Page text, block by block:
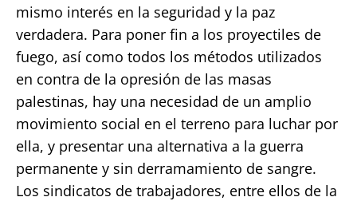
mismo interés en la seguridad y la paz
verdadera. Para poner fin a los proyectiles de
fuego, así como todos los métodos utilizados
en contra de la opresión de las masas
palestinas, hay una necesidad de un amplio
movimiento social en el terreno para luchar por
ella, y presentar una alternativa a la guerra
permanente y sin derramamiento de sangre.
Los sindicatos de trabajadores, entre ellos de la